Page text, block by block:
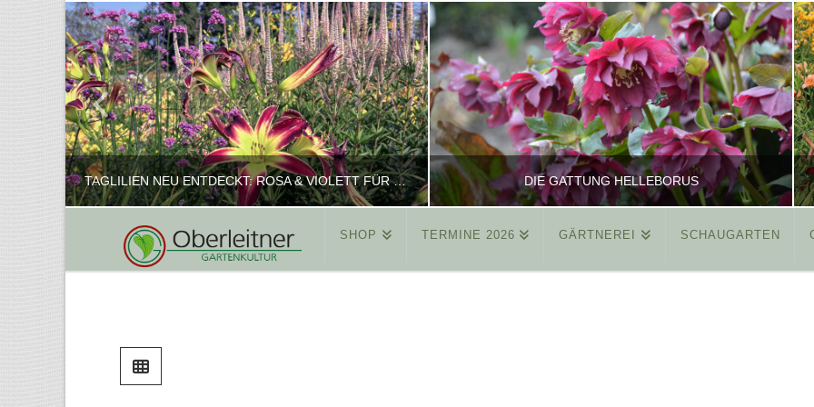
TAGLILIEN NEU ENTDECKT: ROSA & VIOLETT FÜR ROMANTISCHE PFLANZKOMBINATIONEN
REINHARD
DIE GATTUNG HELLEBORUS
REINHARD
SHOP TERMINE 2026 GÄRTNEREI SCHAUGARTEN